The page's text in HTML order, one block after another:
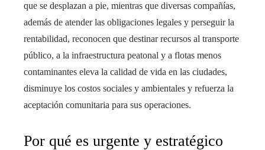
que se desplazan a pie, mientras que diversas compañías,
además de atender las obligaciones legales y perseguir la
rentabilidad, reconocen que destinar recursos al transporte
público, a la infraestructura peatonal y a flotas menos
contaminantes eleva la calidad de vida en las ciudades,
disminuye los costos sociales y ambientales y refuerza la
aceptación comunitaria para sus operaciones.
Por qué es urgente y estratégico